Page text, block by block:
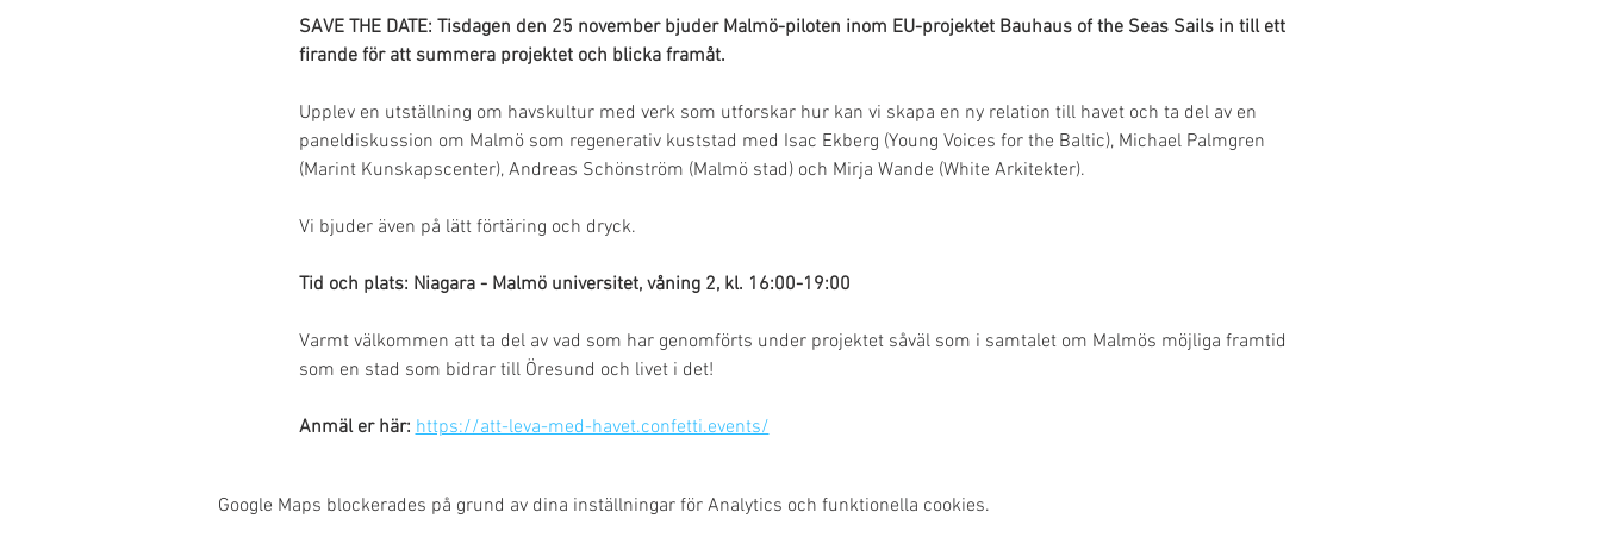
SAVE THE DATE: Tisdagen den 25 november bjuder Malmö-piloten inom EU-projektet Bauhaus of the Seas Sails in till ett
firande för att summera projektet och blicka framåt.
Upplev en utställning om havskultur med verk som utforskar hur kan vi skapa en ny relation till havet och ta del av en
paneldiskussion om Malmö som regenerativ kuststad med Isac Ekberg (Young Voices for the Baltic), Michael Palmgren
(Marint Kunskapscenter), Andreas Schönström (Malmö stad) och Mirja Wande (White Arkitekter).
Vi bjuder även på lätt förtäring och dryck.
Tid och plats: Niagara - Malmö universitet, våning 2, kl. 16:00-19:00
Varmt välkommen att ta del av vad som har genomförts under projektet såväl som i samtalet om Malmös möjliga framtid
som en stad som bidrar till Öresund och livet i det!
Anmäl er här: https://att-leva-med-havet.confetti.events/
Google Maps blockerades på grund av dina inställningar för Analytics och funktionella cookies.